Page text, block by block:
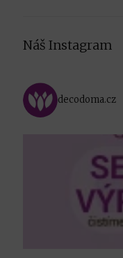
Náš Instagram
decodoma.cz